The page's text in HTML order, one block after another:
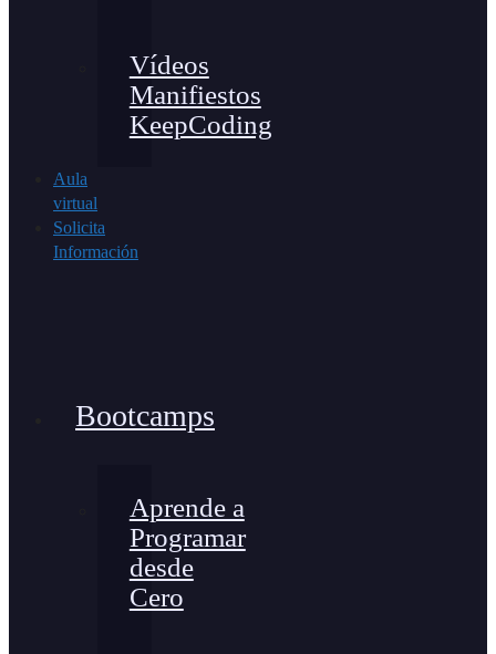
Vídeos
Manifiestos
KeepCoding
Aula
virtual
Solicita
Información
Bootcamps
Aprende a
Programar
desde
Cero